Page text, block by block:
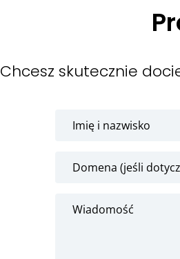
Chcesz skutecznie